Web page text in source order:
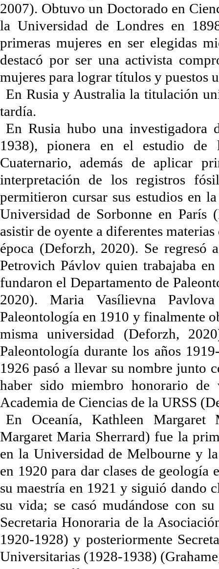
2007). Obtuvo un Doctorado en
la Universidad de Londres en
primeras mujeres en ser elegidas
destacó por ser una activista
mujeres para lograr títulos y puestos
En Rusia y Australia la titulación
tardía.
En Rusia hubo una investigadora
1938), pionera en el estudio de
Cuaternario, además de aplicar
interpretación de los registros
permitieron cursar sus estudios en
Universidad de Sorbonne en París
asistir de oyente a diferentes
época (Deforzh, 2020). Se regresó
Petrovich Pávlov quien trabajaba
fundaron el Departamento de
2020). Maria Vasílievna
Paleontología en 1910 y finalmente
misma universidad (Deforzh,
Paleontología durante los años
1926 pasó a llevar su nombre junto
haber sido miembro honorario de
Academia de Ciencias de la URSS
En Oceanía, Kathleen Margaret
Margaret Maria Sherrard) fue la
en la Universidad de Melbourne y
en 1920 para dar clases de geología
su maestría en 1921 y siguió dando
su vida; se casó mudándose con
Secretaria Honoraria de la
1920-1928) y posteriormente
Universitarias (1928-1938)